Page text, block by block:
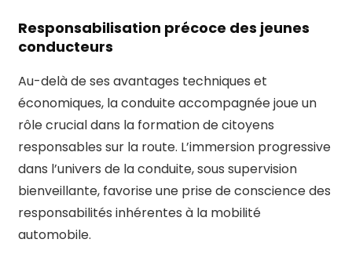
Responsabilisation précoce des jeunes
conducteurs
Au-delà de ses avantages techniques et
économiques, la conduite accompagnée joue un
rôle crucial dans la formation de citoyens
responsables sur la route. L’immersion progressive
dans l’univers de la conduite, sous supervision
bienveillante, favorise une prise de conscience des
responsabilités inhérentes à la mobilité
automobile.